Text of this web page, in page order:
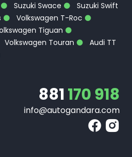
Suzuki Swace
Suzuki Swift
Volkswagen T-Roc
Tiguan
Volkswagen Touran
Audi TT
881170 918
info@autogandara.com